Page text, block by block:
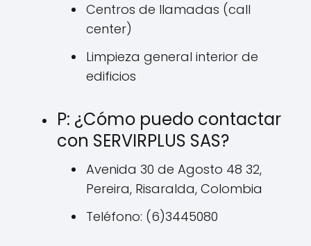
Centros de llamadas (call
center)
Limpieza general interior de
edificios
P: ¿Cómo puedo contactar
con SERVIRPLUS SAS?
Avenida 30 de Agosto 48 32,
Pereira, Risaralda, Colombia
Teléfono: (6)3445080